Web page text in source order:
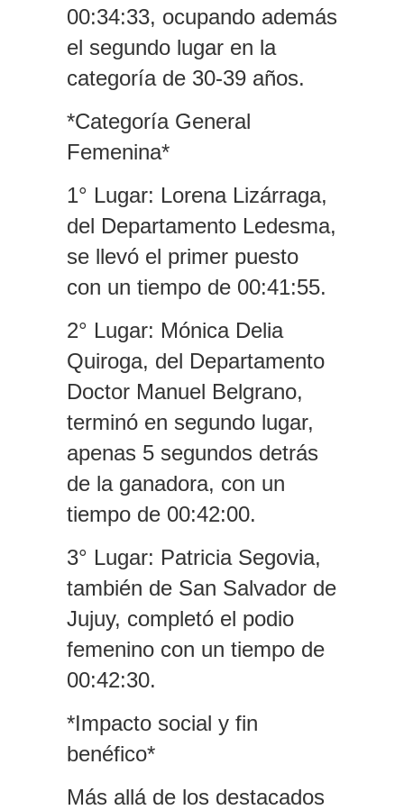
00:34:33, ocupando además
el segundo lugar en la
categoría de 30-39 años.
*Categoría General
Femenina*
1° Lugar: Lorena Lizárraga,
del Departamento Ledesma,
se llevó el primer puesto
con un tiempo de 00:41:55.
2° Lugar: Mónica Delia
Quiroga, del Departamento
Doctor Manuel Belgrano,
terminó en segundo lugar,
apenas 5 segundos detrás
de la ganadora, con un
tiempo de 00:42:00.
3° Lugar: Patricia Segovia,
también de San Salvador de
Jujuy, completó el podio
femenino con un tiempo de
00:42:30.
*Impacto social y fin
benéfico*
Más allá de los destacados